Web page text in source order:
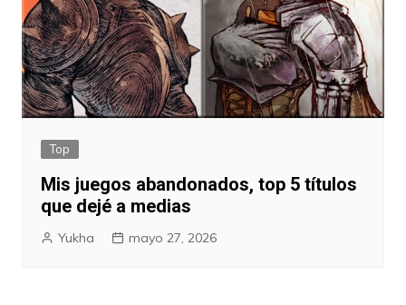
Top
Mis juegos abandonados, top 5 títulos
que dejé a medias
Yukha mayo 27, 2026